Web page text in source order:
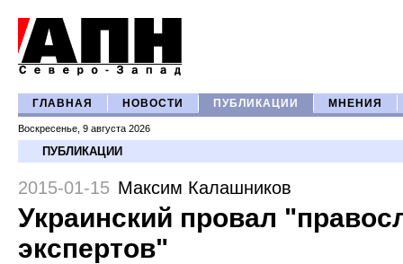
ГЛАВНАЯ НОВОСТИ ПУБЛИКАЦИИ МНЕНИЯ
Воскресенье, 9 августа 2026
ПУБЛИКАЦИИ
2015-01-15 Максим Калашников
Украинский провал
экспертов"